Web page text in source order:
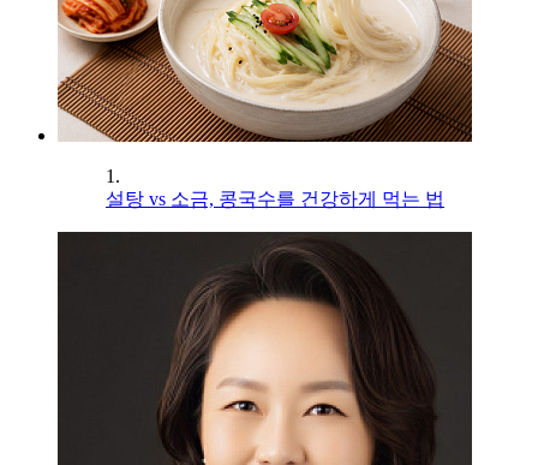
1.
설탕 vs 소금, 콩국수를 건강하게 먹는 법